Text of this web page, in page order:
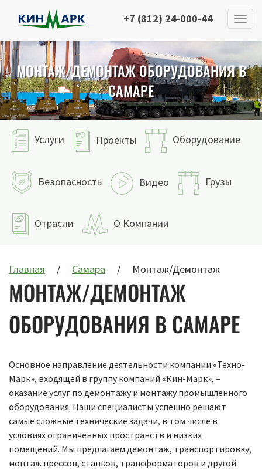
+7 (812) 24-000-44
МОНТАЖ/ДЕМОНТАЖ ОБОРУДОВАНИЯ В
САМАРЕ
Услуги Проекты Оборудование
Безопасность Видео Грузы
Отрасли О Компании
Главная Самара Монтаж/Демонтаж
МОНТАЖ/ДЕМОНТАЖ
ОБОРУДОВАНИЯ В САМАРЕ
Основное направление деятельности компании «Техно-
Марк», входящей в группу компаний «Кин-Марк», –
оказание услуг по демонтажу и монтажу промышленного
оборудования. Наши специалисты успешно решают
самые сложные технические задачи, в том числе в
условиях ограниченных пространств и низких
помещений. Мы предлагаем демонтаж, транспортировку,
монтаж прессов, станков, трансформаторов и другой